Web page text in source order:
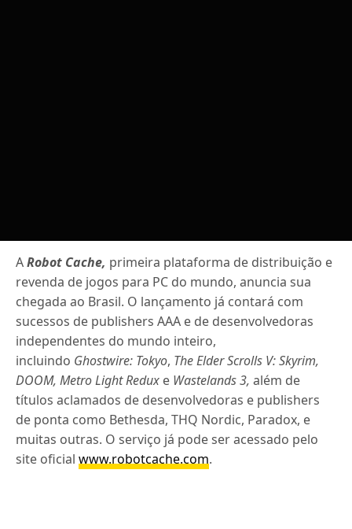
ARobot Cache, primeira plataforma de distribuição e
revenda de jogos para PC do mundo, anuncia sua
chegada ao Brasil. O lançamento já contará com
sucessos de publishers AAA e de desenvolvedoras
independentes do mundo inteiro,
incluindo Ghostwire: Tokyo, The Elder Scrolls V: Skyrim,
DOOM, Metro Light Redux e Wastelands 3,além de
títulos aclamados de desenvolvedoras e publishers
de ponta como Bethesda, THQ Nordic, Paradox, e
muitas outras. O serviço já pode ser acessado pelo
site oficialwww.robotcache.com.